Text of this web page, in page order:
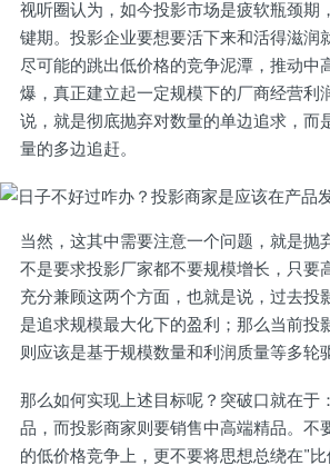
视听圈认为，如今投影市场是疲软瓶颈期
键期。投影企业要想要活下来和活得滋润
尽可能的跳出低价格的竞争泥潭，推动中
爆，真正建立起一定规模下的厂商经营利
说，就是彻底抛弃对数量的单边追求，而
量的多边追赶。
当然，这其中需要注意一个问题，就是抛
不是要求投影厂家都不要规模增长，只要
充分兼顾这两个方面，也就是说，过去投
是追求规模最大化下的盈利；那么当前投
则应该是基于规模数量和利润质量等多轮
那么如何实现上述目标呢？突破口就在于
品，而投影商家则要销售中高端精品。不
的低价格竞争上，更不要将思想总绕在"